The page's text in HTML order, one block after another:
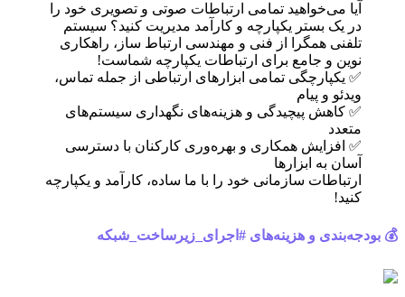
آیا می‌خواهید تمامی ارتباطات صوتی و تصویری خود را
در یک بستر یکپارچه و کارآمد مدیریت کنید؟ سیستم
تلفنی همگرا از فنی و مهندسی ارتباط ساز، راهکاری
نوین و جامع برای ارتباطات یکپارچه شماست!
✅ یکپارچگی تمامی ابزارهای ارتباطی از جمله تماس،
ویدئو و پیام
✅ کاهش پیچیدگی و هزینه‌های نگهداری سیستم‌های
متعدد
✅ افزایش همکاری و بهره‌وری کارکنان با دسترسی
آسان به ابزارها
ارتباطات سازمانی خود را با ما ساده، کارآمد و یکپارچه
کنید!
💰 بودجه‌بندی و هزینه‌های #اجرای_زیرساخت_شبکه